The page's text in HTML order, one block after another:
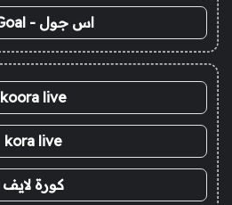
اس جول - AS Goal
koora live
kora live
كورة لايف